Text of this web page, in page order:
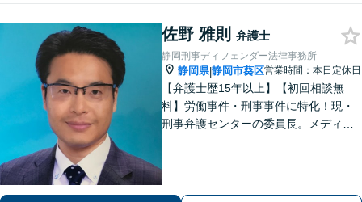
佐野 雅則 弁護士
静岡刑事ディフェンダー法律事務所
静岡県|静岡市葵区営業時間：本日定休日
【弁護士歴15年以上】【初回相談無
料】労働事件・刑事事件に特化！現・
刑事弁護センターの委員長。メディア
す。地域密着型の法律事務所